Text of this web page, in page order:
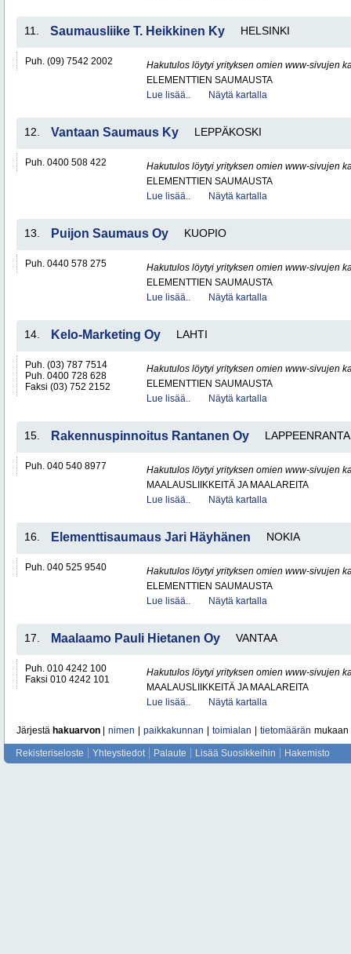
11. Saumausliike T. Heikkinen Ky HELSINKI
Puh. (09) 7542 2002
Hakutulos löytyi yrityksen omien www-sivujen
ELEMENTTIEN SAUMAUSTA
Lue lisää..
Näytä kartalla
12. Vantaan Saumaus Ky LEPPÄKOSKI
Puh. 0400 508 422
Hakutulos löytyi yrityksen omien www-sivujen
ELEMENTTIEN SAUMAUSTA
Lue lisää..
Näytä kartalla
13. Puijon Saumaus Oy KUOPIO
Puh. 0440 578 275
Hakutulos löytyi yrityksen omien www-sivujen
ELEMENTTIEN SAUMAUSTA
Lue lisää..
Näytä kartalla
14. Kelo-Marketing Oy LAHTI
Puh. (03) 787 7514
Puh. 0400 728 628
Faksi (03) 752 2152
Hakutulos löytyi yrityksen omien www-sivujen
ELEMENTTIEN SAUMAUSTA
Lue lisää..
Näytä kartalla
15. Rakennuspinnoitus Rantanen Oy LAPPEENRANTA
Puh. 040 540 8977
Hakutulos löytyi yrityksen omien www-sivujen
MAALAUSLIIKKEITÄ JA MAALAREITA
Lue lisää..
Näytä kartalla
16. Elementtisaumaus Jari Häyhänen NOKIA
Puh. 040 525 9540
Hakutulos löytyi yrityksen omien www-sivujen
ELEMENTTIEN SAUMAUSTA
Lue lisää..
Näytä kartalla
17. Maalaamo Pauli Hietanen Oy VANTAA
Puh. 010 4242 100
Faksi 010 4242 101
Hakutulos löytyi yrityksen omien www-sivujen
MAALAUSLIIKKEITÄ JA MAALAREITA
Lue lisää..
Näytä kartalla
Järjestä hakuarvon nimen paikkakunnan toimialan tietomäärän mukaan
Rekisteriseloste Yhteystiedot Palaute Lisää Suosikkeihin Hakemisto